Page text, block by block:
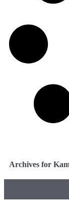
Archives for